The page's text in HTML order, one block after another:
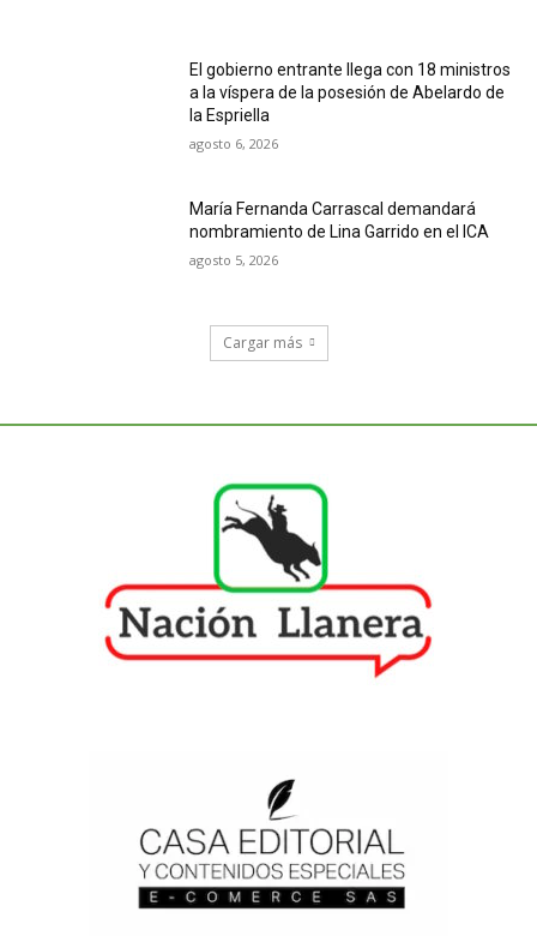
El gobierno entrante llega con 18 ministros
a la víspera de la posesión de Abelardo de
la Espriella
agosto 6, 2026
María Fernanda Carrascal demandará
nombramiento de Lina Garrido en el ICA
agosto 5, 2026
Cargar más